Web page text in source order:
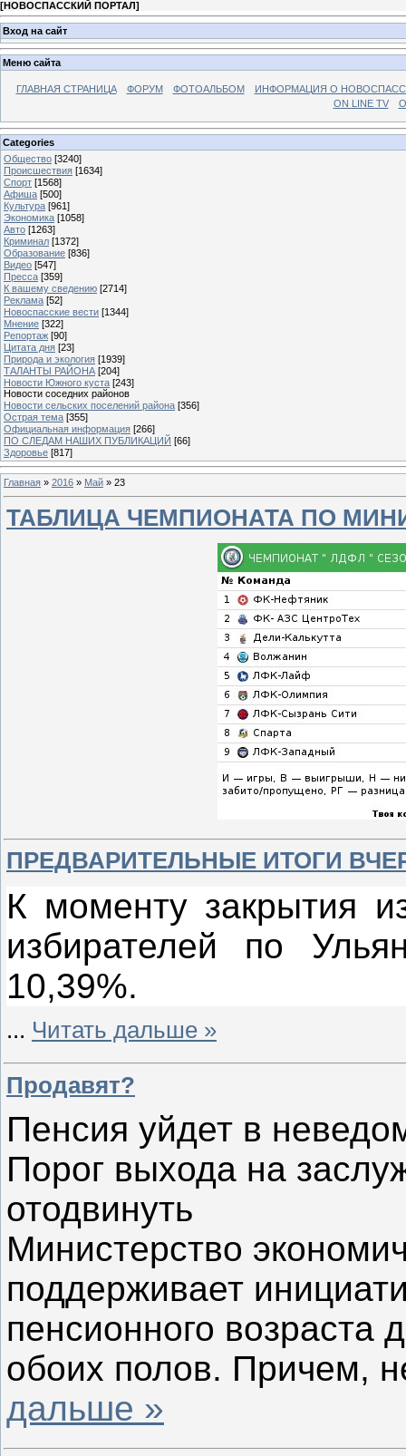
[НОВОСПАССКИЙ ПОРТАЛ]
Вход на сайт
Меню сайта
ГЛАВНАЯ СТРАНИЦА ФОРУМ ФОТОАЛЬБОМ
ИНФОРМАЦИЯ О
ON LINE TV
Categories
Общество [3240]
Происшествия [1634]
Спорт [1568]
Афиша [500]
Культура [961]
Экономика [1058]
Авто [1263]
Криминал [1372]
Образование [836]
Видео [547]
Пресса [359]
К вашему сведению [2714]
Реклама [52]
Новоспасские вести [1344]
Мнение [322]
Репортаж [90]
Цитата дня [23]
Природа и экология [1939]
ТАЛАНТЫ РАЙОНА [204]
Новости Южного куста [243]
Новости соседних районов
Новости сельских поселений района [356]
Острая тема [355]
Официальная информация [266]
ПО СЛЕДАМ НАШИХ ПУБЛИКАЦИЙ [66]
Здоровье [817]
Главная » 2016 » Май » 23
ТАБЛИЦА ЧЕМПИОНАТА ПО
ПРЕДВАРИТЕЛЬНЫЕ ИТОГИ
К моменту закрытия
избирателей по
10,39%.
... Читать дальше »
Продавят?
Пенсия уйдет в
Порог выхода на
отодвинуть
Министерство
поддерживает
пенсионного возраста
обоих полов. Причем,
дальше »